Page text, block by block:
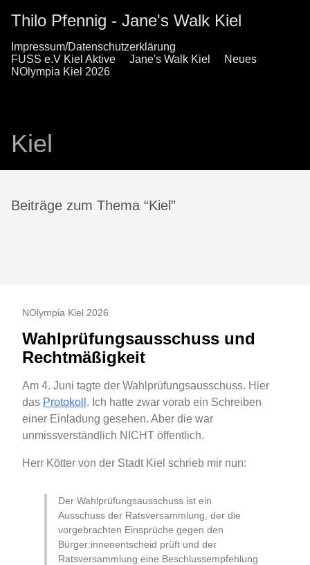
Thilo Pfennig - Jane's Walk Kiel
Impressum/Datenschutzerklärung
FUSS e.V Kiel Aktive
Jane's Walk Kiel
Neues
NOlympia Kiel 2026
Kiel
Beiträge zum Thema “Kiel”
NOlympia Kiel 2026
Wahlprüfungsausschuss und
Rechtmäßigkeit
Am 4. Juni tagte der Wahlprüfungsausschuss. Hier
das Protokoll . Ich hatte zwar vorab ein Schreiben
einer Einladung gesehen. Aber die war
unmissverständlich NICHT öffentlich.
Herr Kötter von der Stadt Kiel schrieb mir nun:
Der Wahlprüfungsausschuss ist ein
Ausschuss der Ratsversammlung, der die
vorgebrachten Einsprüche gegen den
Bürger:innenentscheid prüft und der
Ratsversammlung eine Beschlussempfehlung